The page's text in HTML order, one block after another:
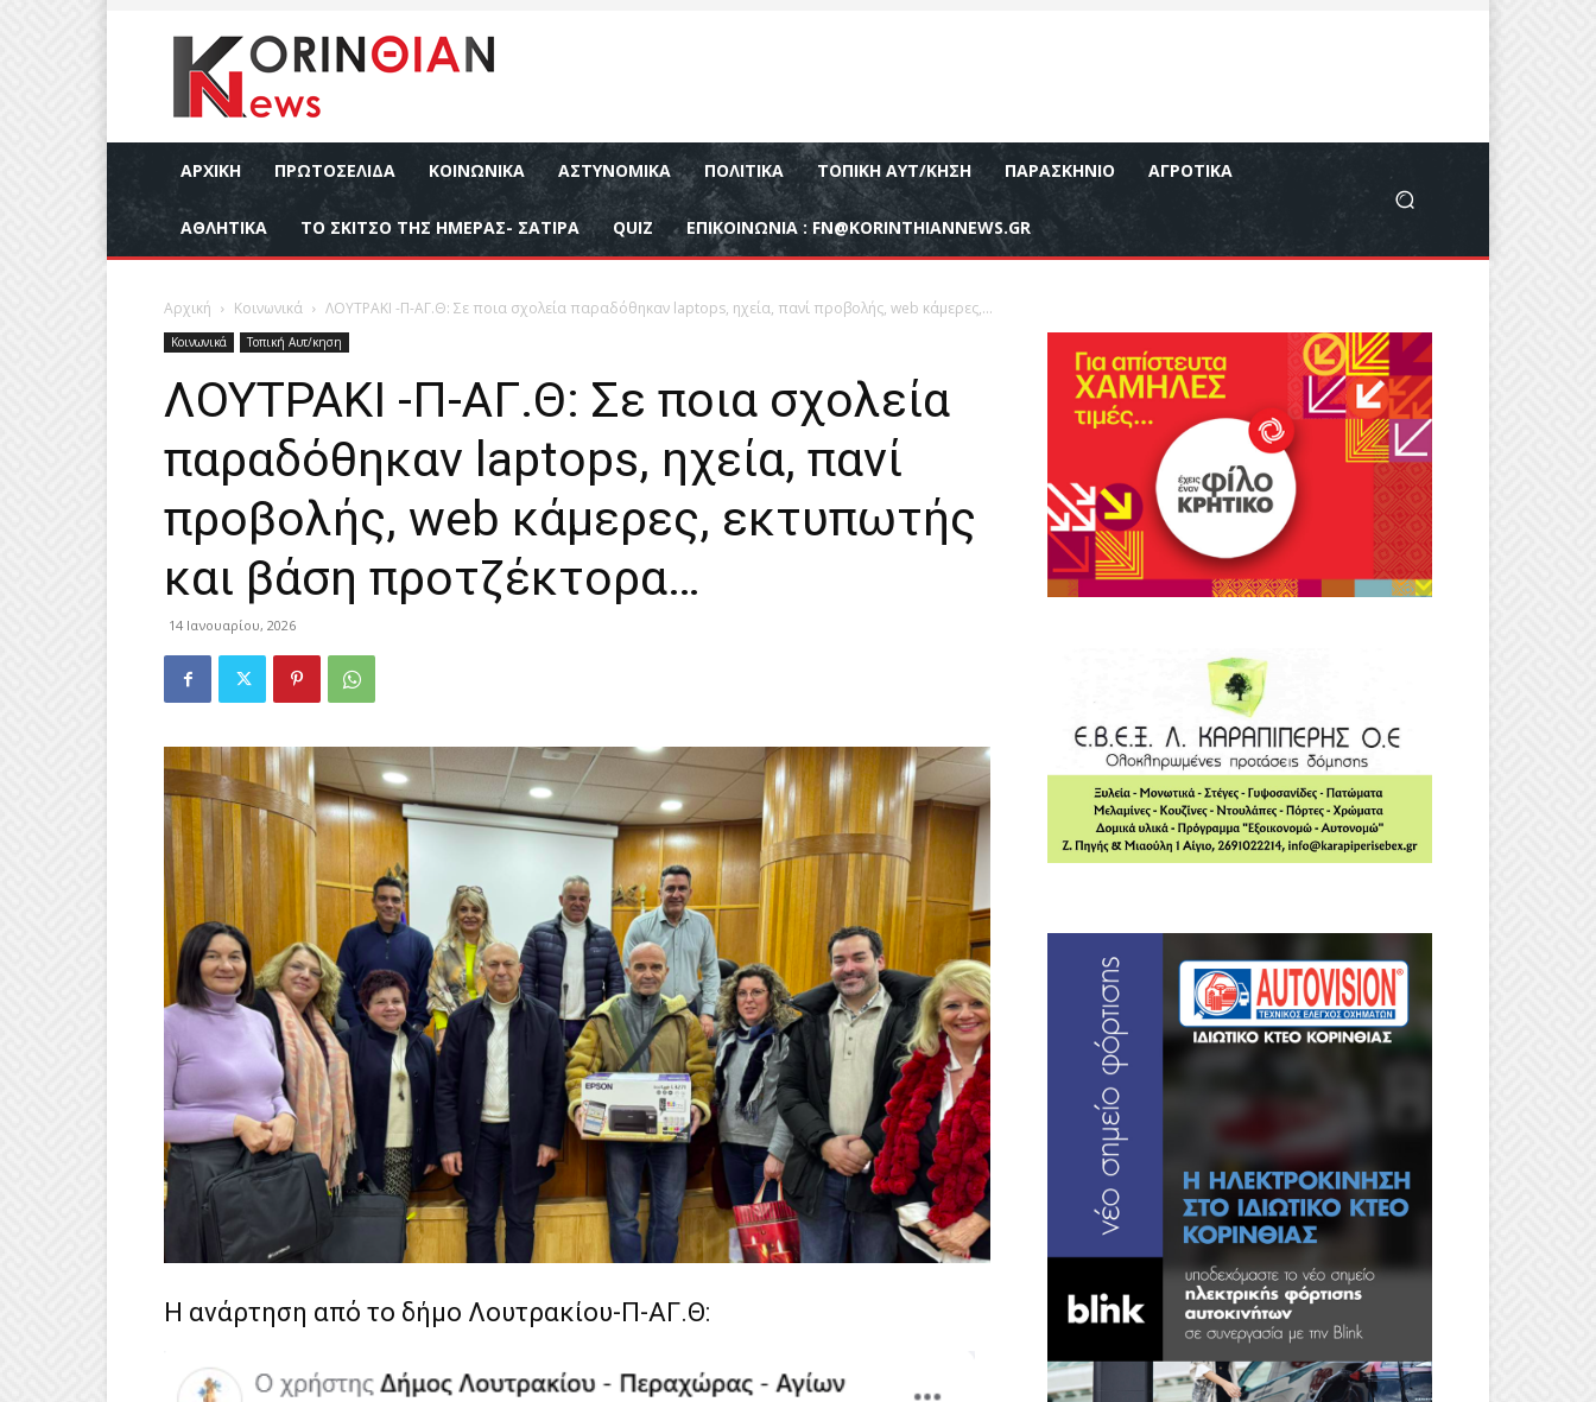
ΑΡΧΙΚΉ ΠΡΩΤΟΣΕΛΙΔΑ ΚΟΙΝΩΝΙΚΆ ΑΣΤΥΝΟΜΙΚΆ ΠΟΛΙΤΙΚΆ ΤΟΠΙΚΉ ΑΥΤ/ΚΗΣΗ ΠΑΡΑΣΚΉΝΙΟ ΑΓΡΟΤΙΚΆ
ΑΘΛΗΤΙΚΆ ΤΟ ΣΚΙΤΣΟ ΤΗΣ ΗΜΕΡΑΣ- ΣΑΤΙΡΑ QUIZ ΕΠΙΚΟΙΝΩΝΊΑ : FN@KORINTHIANNEWS.GR
Αρχική Κοινωνικά ΛΟΥΤΡΑΚΙ -Π-ΑΓ.Θ: Σε ποια σχολεία παραδόθηκαν laptops, ηχεία, πανί προβολής, web κάμερες,...
Κοινωνικά Τοπική Αυτ/κηση
ΛΟΥΤΡΑΚΙ -Π-ΑΓ.Θ: Σε ποια σχολεία
παραδόθηκαν laptops, ηχεία, πανί
προβολής, web κάμερες, εκτυπωτής
και βάση προτζέκτορα…
14 Ιανουαρίου, 2026
Η ανάρτηση από το δήμο Λουτρακίου-Π-ΑΓ.Θ: